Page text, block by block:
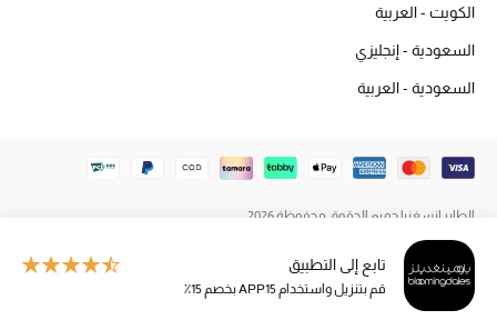
العناية بالشعر
هدايا
مجموعة الجمال
الجمال في بلوميزتابع إلى التطبيق
قم بتنزيل واستخدام APP15 بخصم 15٪
الكويت - العربية
السعودية - إنجليزي
السعودية - العربية
الطاير إنسغنيا جميع الحقوق محفوظة 2026